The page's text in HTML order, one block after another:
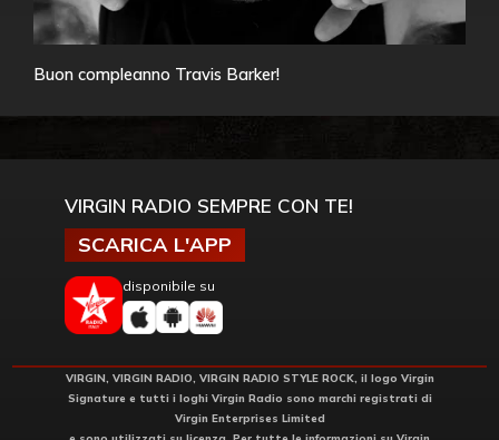
Buon compleanno Travis Barker!
VIRGIN RADIO SEMPRE CON TE!
SCARICA L'APP
disponibile su
VIRGIN, VIRGIN RADIO, VIRGIN RADIO STYLE ROCK, il logo Virgin
Signature e tutti i loghi Virgin Radio sono marchi registrati di
Virgin Enterprises Limited